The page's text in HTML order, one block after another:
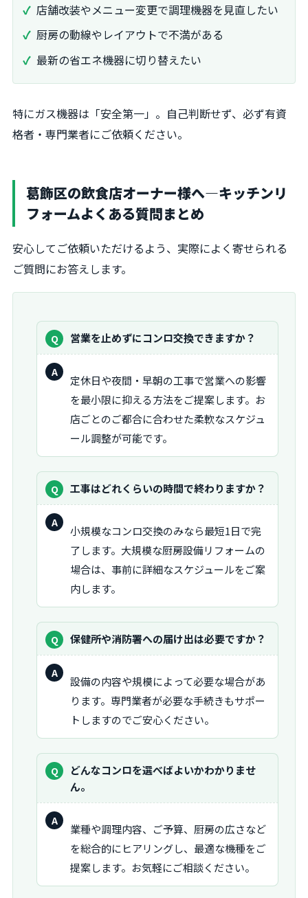
店舗改装やメニュー変更で調理機器を見直したい
厨房の動線やレイアウトで不満がある
最新の省エネ機器に切り替えたい
特にガス機器は「安全第一」。自己判断せず、必ず有資
格者・専門業者にご依頼ください。
葛飾区の飲食店オーナー様へ―キッチンリ
フォームよくある質問まとめ
安心してご依頼いただけるよう、実際によく寄せられる
ご質問にお答えします。
質
問：
営業を止めずにコンロ交換できますか？
答：
定休日や夜間・早朝の工事で営業への影響
を最小限に抑える方法をご提案します。お
店ごとのご都合に合わせた柔軟なスケジュ
ール調整が可能です。
質
問：
工事はどれくらいの時間で終わりますか？
答：
小規模なコンロ交換のみなら最短1日で完
了します。大規模な厨房設備リフォームの
場合は、事前に詳細なスケジュールをご案
内します。
質
問：
保健所や消防署への届け出は必要ですか？
答：
設備の内容や規模によって必要な場合があ
ります。専門業者が必要な手続きもサポー
トしますのでご安心ください。
質
問：
どんなコンロを選べばよいかわかりませ
ん。
答：
業種や調理内容、ご予算、厨房の広さなど
を総合的にヒアリングし、最適な機種をご
提案します。お気軽にご相談ください。